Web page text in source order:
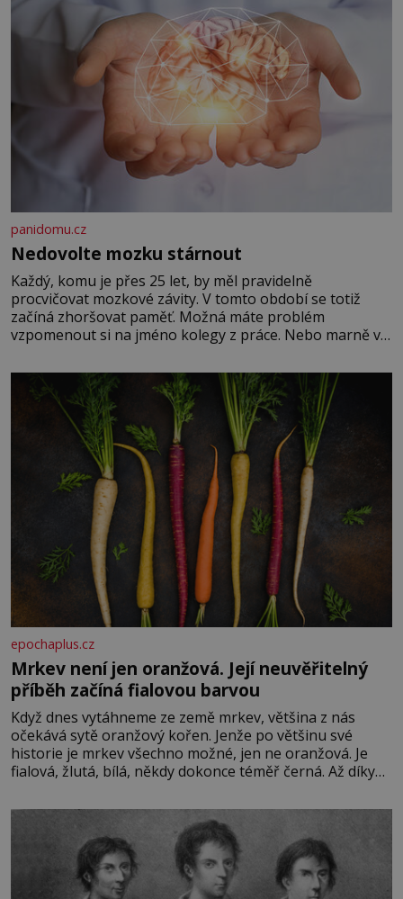
panidomu.cz
Nedovolte mozku stárnout
Každý, komu je přes 25 let, by měl pravidelně
procvičovat mozkové závity. V tomto období se totiž
začíná zhoršovat paměť. Možná máte problém
vzpomenout si na jméno kolegy z práce. Nebo marně v
Je to opravdu tak, s věkem jako kdyby se paměť
rozhodla stávkovat. Cvičte
epochaplus.cz
Mrkev není jen oranžová. Její neuvěřitelný
příběh začíná fialovou barvou
Když dnes vytáhneme ze země mrkev, většina z nás
očekává sytě oranžový kořen. Jenže po většinu své
historie je mrkev všechno možné, jen ne oranžová. Je
fialová, žlutá, bílá, někdy dokonce téměř černá. Až díky
bez které si českou zahradu ani nedokážeme představit.